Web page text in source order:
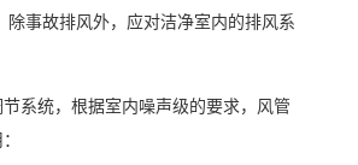
除事故排风外，应对洁净室内的排风系
系统，根据室内噪声级的要求，风管